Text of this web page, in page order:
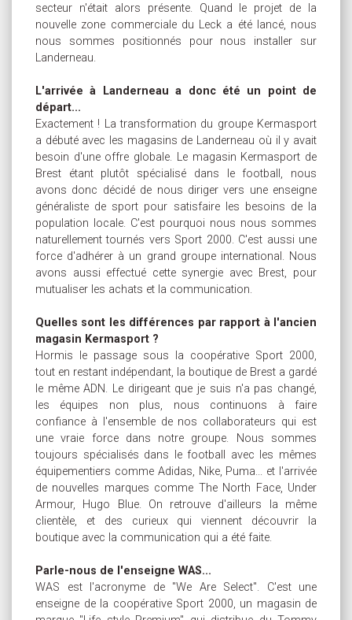
secteur n'était alors présente. Quand le projet de la
nouvelle zone commerciale du Leck a été lancé, nous
nous sommes positionnés pour nous installer sur
Landerneau.
L'arrivée à Landerneau a donc été un point de
départ...
Exactement ! La transformation du groupe Kermasport
a débuté avec les magasins de Landerneau où il y avait
besoin d'une offre globale. Le magasin Kermasport de
Brest étant plutôt spécialisé dans le football, nous
avons donc décidé de nous diriger vers une enseigne
généraliste de sport pour satisfaire les besoins de la
population locale. C'est pourquoi nous nous sommes
naturellement tournés vers Sport 2000. C'est aussi une
force d'adhérer à un grand groupe international. Nous
avons aussi effectué cette synergie avec Brest, pour
mutualiser les achats et la communication.
Quelles sont les différences par rapport à l'ancien
magasin Kermasport ?
Hormis le passage sous la coopérative Sport 2000,
tout en restant indépendant, la boutique de Brest a gardé
le même ADN. Le dirigeant que je suis n'a pas changé,
les équipes non plus, nous continuons à faire
confiance à l'ensemble de nos collaborateurs qui est
une vraie force dans notre groupe. Nous sommes
toujours spécialisés dans le football avec les mêmes
équipementiers comme Adidas, Nike, Puma... et l'arrivée
de nouvelles marques comme The North Face, Under
Armour, Hugo Blue. On retrouve d'ailleurs la même
clientèle, et des curieux qui viennent découvrir la
boutique avec la communication qui a été faite.
Parle-nous de l'enseigne WAS...
WAS est l'acronyme de "We Are Select". C'est une
enseigne de la coopérative Sport 2000, un magasin de